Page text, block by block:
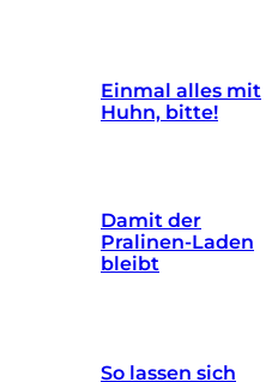
Einmal alles mit
Huhn, bitte!
Damit der
Pralinen-Laden
bleibt
So lassen sich